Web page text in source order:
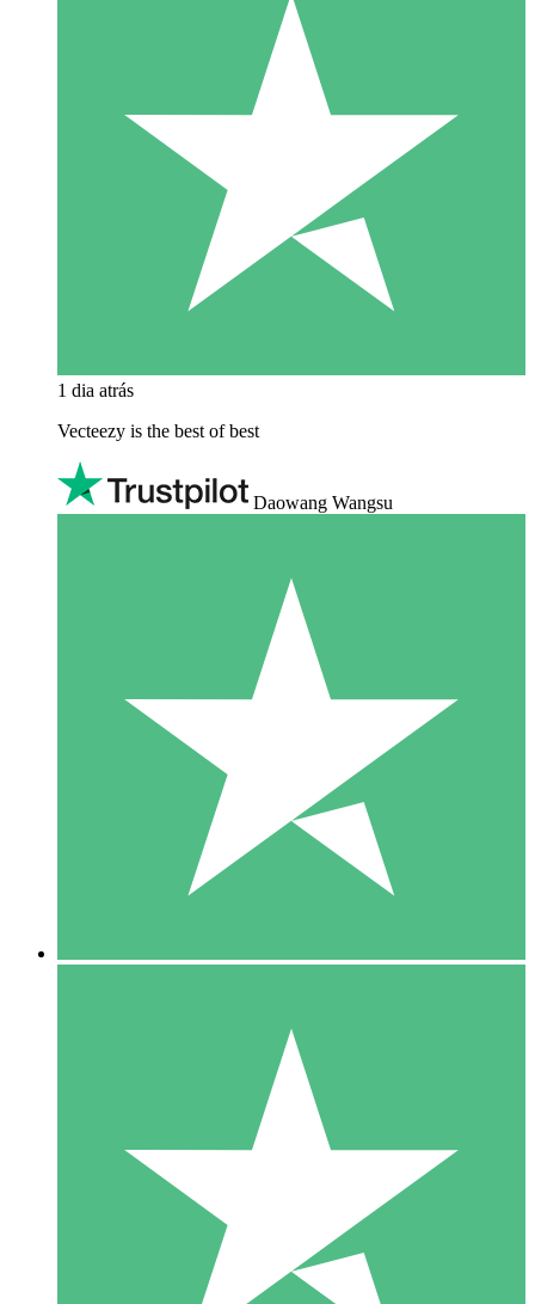
1 dia atrás
Vecteezy is the best of best
Daowang Wangsu